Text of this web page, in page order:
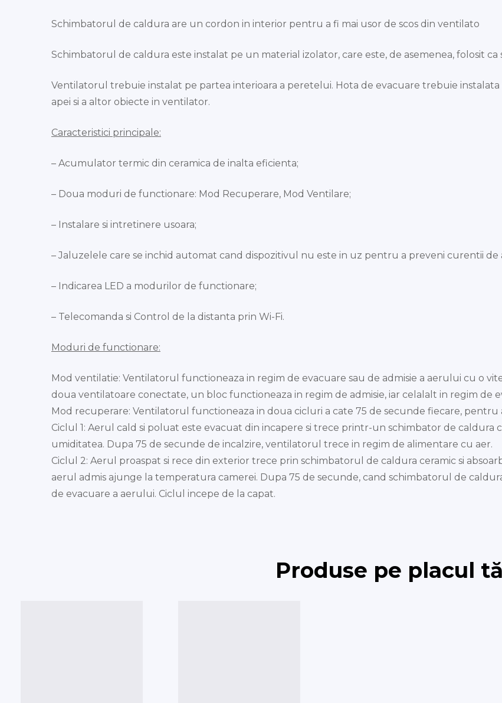
Schimbatorul de caldura are un cordon in interior pentru a fi mai usor de scos din ventilato
Schimbatorul de caldura este instalat pe un material izolator, care este, de asemenea, folosit ca
Ventilatorul trebuie instalat pe partea interioara a peretelui. Hota de evacuare trebuie
apei si a altor obiecte in ventilator.
Caracteristici principale:
– Acumulator termic din ceramica de inalta eficienta;
– Doua moduri de functionare: Mod Recuperare, Mod Ventilare;
– Instalare si intretinere usoara;
– Jaluzelele care se inchid automat cand dispozitivul nu este in uz pentru a preveni curentii de
– Indicarea LED a modurilor de functionare;
– Telecomanda si Control de la distanta prin Wi-Fi.
Moduri de functionare:
Mod ventilatie: Ventilatorul functioneaza in regim de evacuare sau de admisie a aerului cu o
doua ventilatoare conectate, un bloc functioneaza in regim de admisie, iar celalalt in regim de
Mod recuperare: Ventilatorul functioneaza in doua cicluri a cate 75 de secunde fiecare, pentru
Ciclul 1: Aerul cald si poluat este evacuat din incapere si trece printr-un schimbator de caldura
umiditatea. Dupa 75 de secunde de incalzire, ventilatorul trece in regim de alimentare cu aer.
Ciclul 2: Aerul proaspat si rece din exterior trece prin schimbatorul de caldura ceramic si
aerul admis ajunge la temperatura camerei. Dupa 75 de secunde, cand schimbatorul de
de evacuare a aerului. Ciclul incepe de la capat.
Produse pe placul